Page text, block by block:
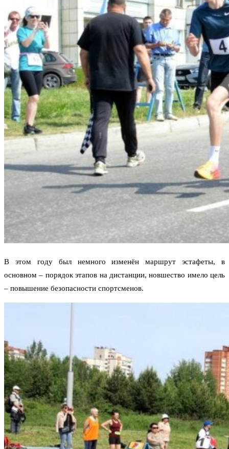
В этом году был немного изменён маршрут эстафеты, в
основном – порядок этапов на дистанции, новшество имело цель
– повышение безопасности спортсменов.